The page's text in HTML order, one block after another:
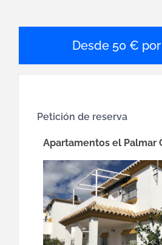
50 €
Petición de reserva
Apartamentos el Palmar